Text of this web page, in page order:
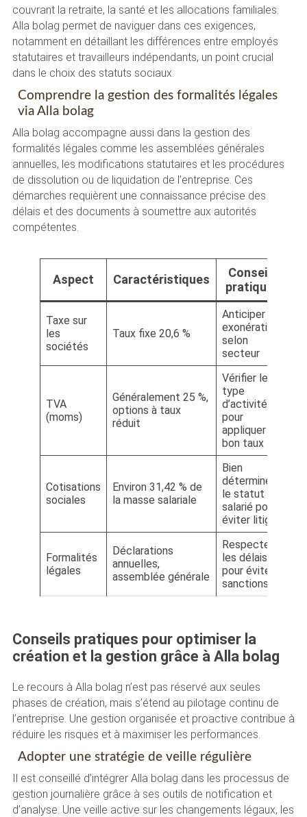
couvrant la retraite, la santé et les allocations familiales.
Alla bolag permet de naviguer dans ces exigences,
notamment en détaillant les différences entre employés
statutaires et travailleurs indépendants, un point crucial
dans le choix des statuts sociaux.
Comprendre la gestion des formalités légales
via Alla bolag
Alla bolag accompagne aussi dans la gestion des
formalités légales comme les assemblées générales
annuelles, les modifications statutaires et les procédures
de dissolution ou de liquidation de l’entreprise. Ces
démarches requièrent une connaissance précise des
délais et des documents à soumettre aux autorités
compétentes.
Aspect Caractéristiques
Conseils
pratiques
Taxe sur
les
sociétés
Taux fixe 20,6 %
Anticiper les
exonérations
selon
secteur
TVA
(moms)
Généralement 25 %,
options à taux
réduit
Vérifier le
type
d’activité
pour
appliquer le
bon taux
Cotisations
sociales
Environ 31,42 % de
la masse salariale
Bien
déterminer
le statut du
salarié pour
éviter litiges
Formalités
légales
Déclarations
annuelles,
assemblée générale
Respecter
les délais
pour éviter
sanctions
Conseils pratiques pour optimiser la
création et la gestion grâce à Alla bolag
Le recours à Alla bolag n’est pas réservé aux seules
phases de création, mais s’étend au pilotage continu de
l’entreprise. Une gestion organisée et proactive contribue à
réduire les risques et à maximiser les performances.
Adopter une stratégie de veille régulière
Il est conseillé d’intégrer Alla bolag dans les processus de
gestion journalière grâce à ses outils de notification et
d’analyse. Une veille active sur les changements légaux, les